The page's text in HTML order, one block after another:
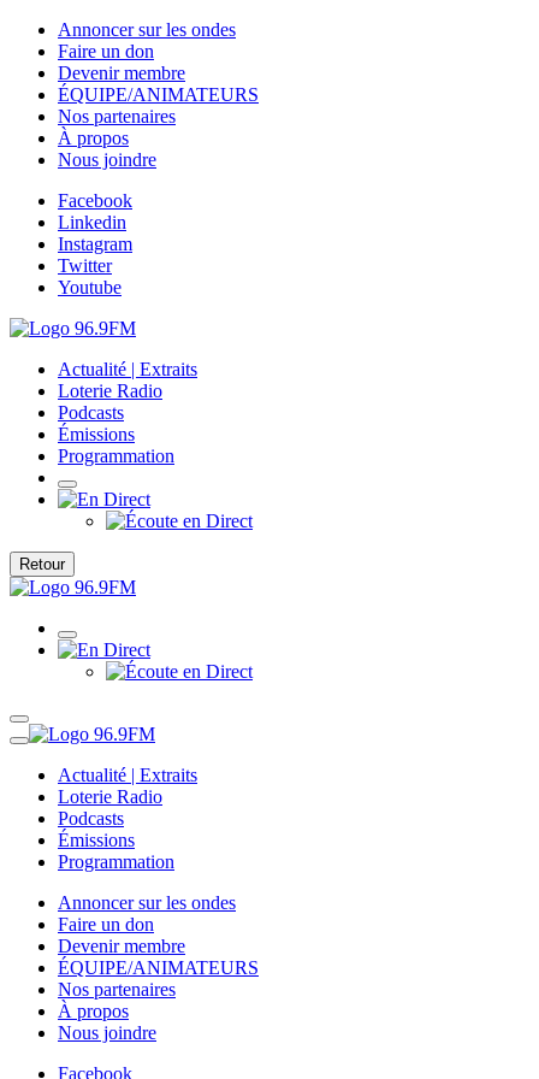
Annoncer sur les ondes
Faire un don
Devenir membre
ÉQUIPE/ANIMATEURS
Nos partenaires
À propos
Nous joindre
Facebook
Linkedin
Instagram
Twitter
Youtube
Actualité | Extraits
Loterie Radio
Podcasts
Émissions
Programmation
Retour
Actualité | Extraits
Loterie Radio
Podcasts
Émissions
Programmation
Annoncer sur les ondes
Faire un don
Devenir membre
ÉQUIPE/ANIMATEURS
Nos partenaires
À propos
Nous joindre
Facebook